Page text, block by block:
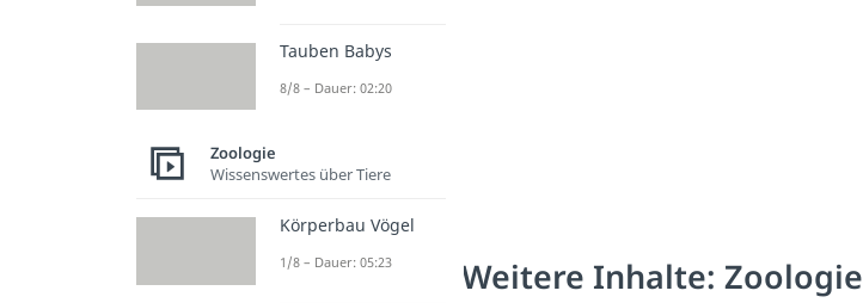
Weitere Inhalte: Zoologie
Tauben Babys
8/8 – Dauer: 02:20
Zoologie
Wissenswertes über Tiere
Körperbau Vögel
1/8 – Dauer: 05:23